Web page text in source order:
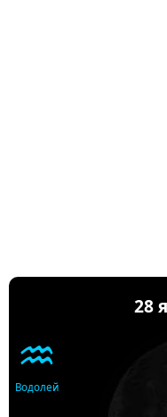
28
♒
Водолей